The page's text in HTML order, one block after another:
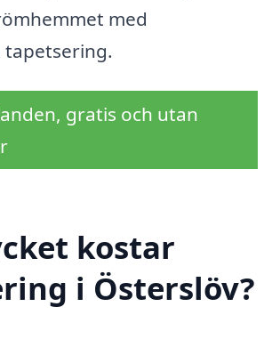
med
gratis och utan
kostar
i Österslöv?